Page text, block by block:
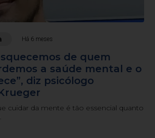
Há 6 meses
de quem
a saúde mental e o
diz psicólogo
cuidar da mente é tão essencial quanto